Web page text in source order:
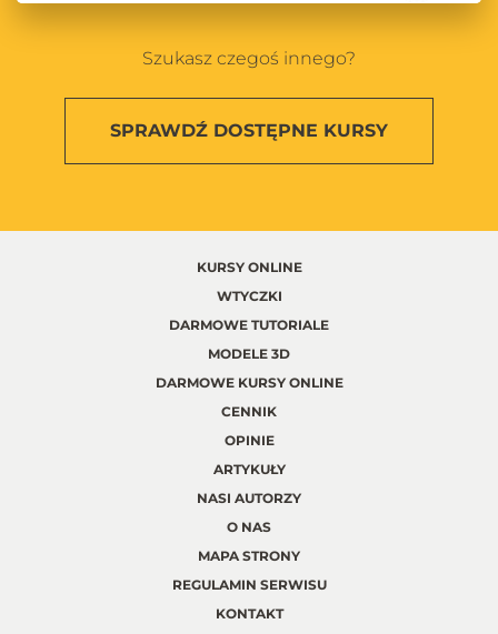
Szukasz czegoś innego?
SPRAWDŹ DOSTĘPNE KURSY
KURSY ONLINE
WTYCZKI
DARMOWE TUTORIALE
MODELE 3D
DARMOWE KURSY ONLINE
CENNIK
OPINIE
ARTYKUŁY
NASI AUTORZY
O NAS
MAPA STRONY
REGULAMIN SERWISU
KONTAKT